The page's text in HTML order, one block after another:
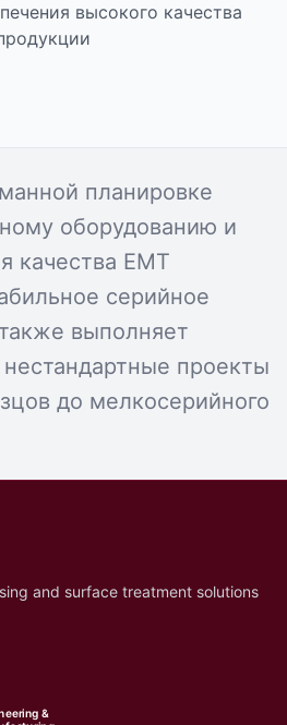
высокого качества
планировке
оборудованию и
качества EMT
серийное
выполняет
проекты
до мелкосерийного
and surface treatment solutions
&